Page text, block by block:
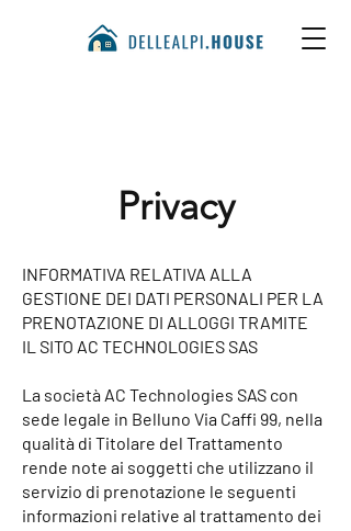
Privacy
INFORMATIVA RELATIVA ALLA
GESTIONE DEI DATI PERSONALI PER LA
PRENOTAZIONE DI ALLOGGI TRAMITE
IL SITO AC TECHNOLOGIES SAS
La società AC Technologies SAS con
sede legale in Belluno Via Caffi 99, nella
qualità di Titolare del Trattamento
rende note ai soggetti che utilizzano il
servizio di prenotazione le seguenti
informazioni relative al trattamento dei